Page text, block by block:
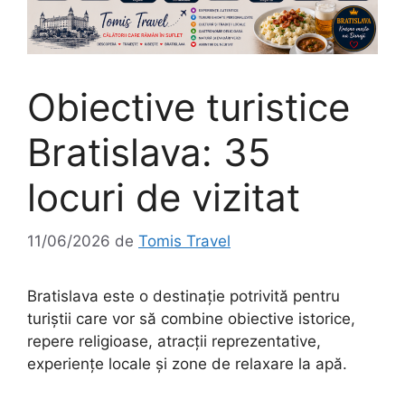
Obiective turistice
Bratislava: 35
locuri de vizitat
11/06/2026 de Tomis Travel
Bratislava este o destinație potrivită pentru
turiștii care vor să combine obiective istorice,
repere religioase, atracții reprezentative,
experiențe locale și zone de relaxare la apă.